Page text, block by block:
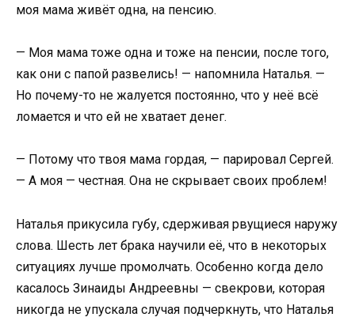
моя мама живёт одна, на пенсию.
— Моя мама тоже одна и тоже на пенсии, после того,
как они с папой развелись! — напомнила Наталья. —
Но почему-то не жалуется постоянно, что у неё всё
ломается и что ей не хватает денег.
— Потому что твоя мама гордая, — парировал Сергей.
— А моя — честная. Она не скрывает своих проблем!
Наталья прикусила губу, сдерживая рвущиеся наружу
слова. Шесть лет брака научили её, что в некоторых
ситуациях лучше промолчать. Особенно когда дело
касалось Зинаиды Андреевны — свекрови, которая
никогда не упускала случая подчеркнуть, что Наталья